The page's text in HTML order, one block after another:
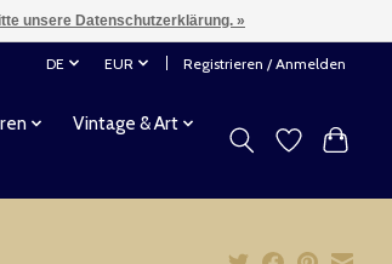
DE EUR Registrieren / Anmelden
Vintage & Art
unsere Datenschutzerklärung. »